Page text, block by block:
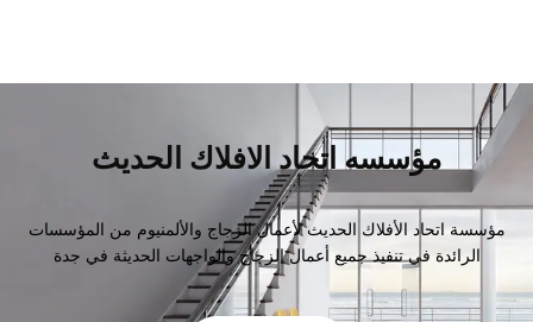
مؤسسه اتحاد الافلاك الحديث
مؤسسة اتحاد الأفلاك الحديث لأعمال الزجاج والألمنيوم من المؤسسات
الرائدة في تنفيذ جميع أعمال الزجاج والواجهات الحديثة في جدة